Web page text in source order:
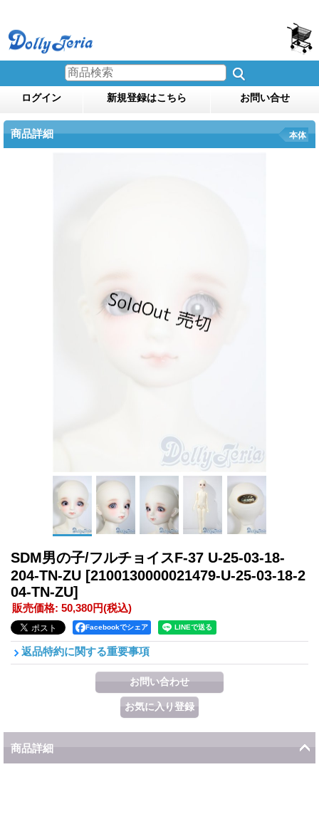
ログイン 新規登録はこちら お問い合せ
商品詳細 本体
SDM男の子/フルチョイスF-37 U-25-03-18-
204-TN-ZU [2100130000021479-U-25-03-18-2
04-TN-ZU]
販売価格: 50,380円(税込)
Facebookでシェア
返品特約に関する重要事項
商品詳細